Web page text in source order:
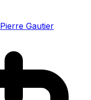
Pierre Gautier